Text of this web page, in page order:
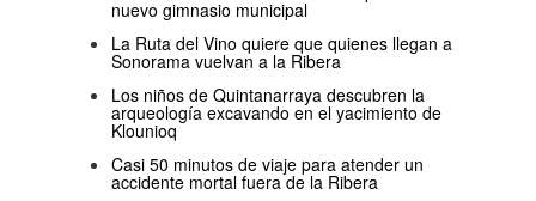
nuevo gimnasio municipal
La Ruta del Vino quiere que quienes llegan a
Sonorama vuelvan a la Ribera
Los niños de Quintanarraya descubren la
arqueología excavando en el yacimiento de
Klounioq
Casi 50 minutos de viaje para atender un
accidente mortal fuera de la Ribera